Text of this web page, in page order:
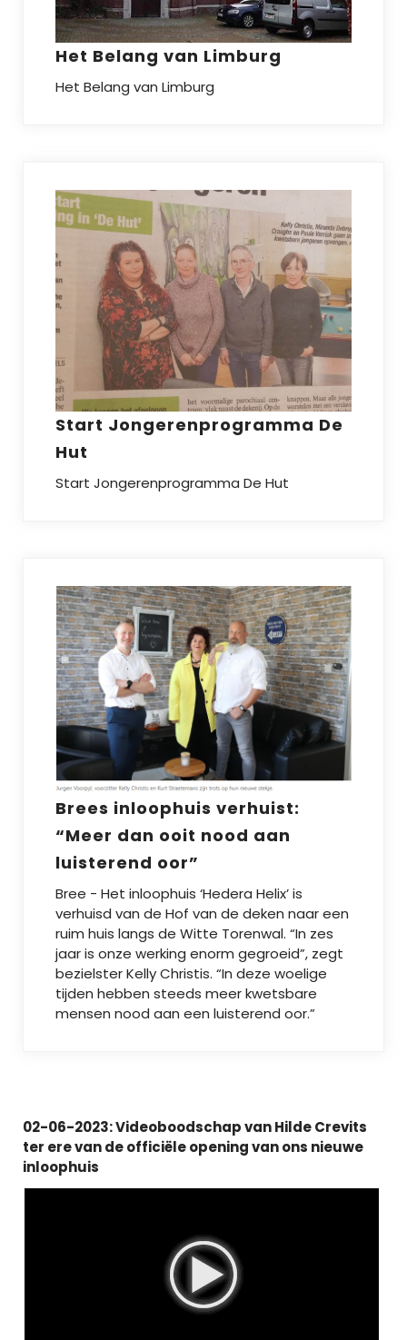
Het Belang van Limburg
Het Belang van Limburg
Start Jongerenprogramma De
Hut
Start Jongerenprogramma De Hut
Brees inloophuis verhuist:
“Meer dan ooit nood aan
luisterend oor”
Bree - Het inloophuis ‘Hedera Helix’ is
verhuisd van de Hof van de deken naar een
ruim huis langs de Witte Torenwal. “In zes
jaar is onze werking enorm gegroeid”, zegt
bezielster Kelly Christis. “In deze woelige
tijden hebben steeds meer kwetsbare
mensen nood aan een luisterend oor.”
02-06-2023: Videoboodschap van Hilde Crevits
ter ere van de officiële opening van ons nieuwe
inloophuis